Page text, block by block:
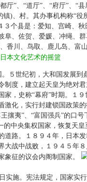
”、“道厅”、“府厅”、“
)、村。其办事机构称“役
３个县是：爱知、宫崎、秋
阜、佐贺、爱媛、冲绳、
香川、鸟取、鹿儿岛、富
本文化艺术的摇篮
５世纪初，大和国发展到
制度，建立起天皇为绝对
，史称“幕府”时期。１
激化，实行封建锁国政策
攘夷”、“富国强兵”的口
的中央集权国家，恢复天
路。１８９４年，日本
战中战败，１９４５年
象征的议会内阁制国家。
实施。宪法规定，国家实